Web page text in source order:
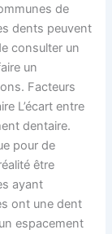
de
dents peuvent
consulter un
un
Facteurs
L’écart entre
dentaire.
pour de
être
ayant
ont une dent
espacement